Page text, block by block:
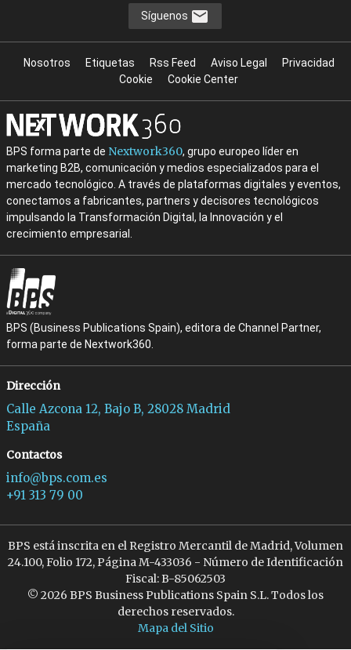
Síguenos
Nosotros Etiquetas Rss Feed Aviso Legal
Privacidad
Cookie
Cookie Center
BPS forma parte de Nextwork360, grupo europeo líder en
marketing B2B, comunicación y medios especializados para el
mercado tecnológico. A través de plataformas digitales y eventos,
conectamos a fabricantes, partners y decisores tecnológicos
impulsando la Transformación Digital, la Innovación y el
crecimiento empresarial.
BPS (Business Publications Spain), editora de Channel Partner,
forma parte de Nextwork360.
Dirección
Calle Azcona 12, Bajo B, 28028 Madrid
España
Contactos
info@bps.com.es
+91 313 79 00
BPS está inscrita en el Registro Mercantil de Madrid, Volumen
24.100, Folio 172, Página M-433036 - Número de Identificación
Fiscal: B-85062503
© 2026 BPS Business Publications Spain S.L. Todos los
derechos reservados.
Mapa del Sitio